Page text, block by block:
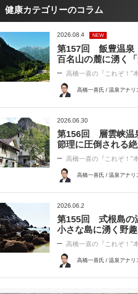
健康カテゴリーのコラム
2026.08.4 NEW
第157回 飯豊温
百名山の麓に湧く「
高橋一喜の『これぞ！"
高橋一喜氏 / 温泉アナリ
2026.06.30
第156回 層雲峡温
節理に圧倒される
高橋一喜の『これぞ！"
高橋一喜氏 / 温泉アナリ
2026.06.2
第155回 式根島
小さな島に湧く野
高橋一喜の『これぞ！"
高橋一喜氏 / 温泉アナリ